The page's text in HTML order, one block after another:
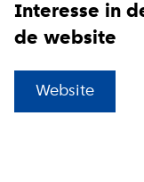
Interesse in
de website
Website